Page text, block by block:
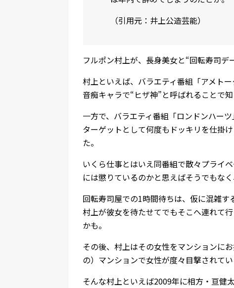
（引用元：井上公造芸能）
フルポン村上が、長身美女と“回転寿司デ
村上といえば、バラエティ番組「アメト
音痴キャラで“ヒザ神”と呼ばれることで知
一方で、バラエティ番組「ロンドンハー
ターゲットとして何度もドッキリを仕掛
た。
いくら仕事とはいえ同番組で散々プライ
には懲りているのかと思えばそうでもな
回転寿司屋での1時間待ちは、仮に混雑す
村上が彼女を待たせてでもそこへ連れて
かも。
その後、村上はその女性をマンションに
の）マンションで女性が度々目撃されて
そんな村上といえば2009年に相方・亘健